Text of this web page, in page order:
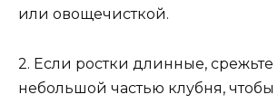
или овощечисткой.
2. Если ростки длинные, срежьте
небольшой частью клубня, чтобы